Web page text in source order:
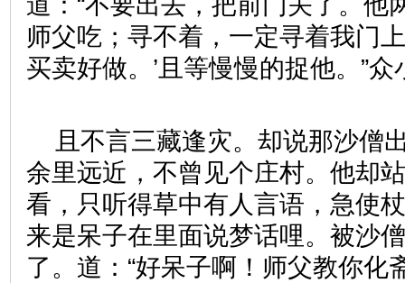
师父吃；寻不着，一定寻着我门
买卖好做。’且等慢慢的捉他。”
且不言三藏逢灾。却说那沙僧
余里远近，不曾见个庄村。他却
看，只听得草中有人言语，急使
来是呆子在里面说梦话哩。被沙
了。道：“好呆子啊！师父教你化